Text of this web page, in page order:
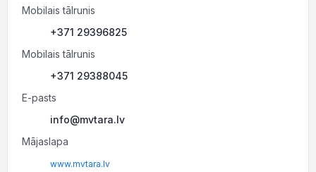
Mobilais tālrunis
+371 29396825
Mobilais tālrunis
+371 29388045
E-pasts
info@mvtara.lv
Mājaslapa
www.mvtara.lv